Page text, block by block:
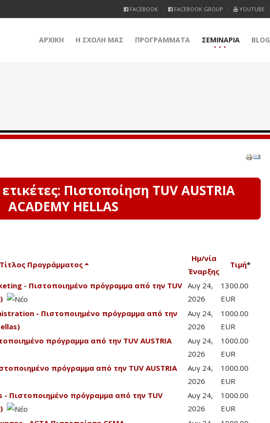
FACEBOOK FACEBOOK GROUP YOUTUBE
ΑΡΧΙΚΗ Η ΣΧΟΛΗ ΜΑΣ ΠΡΟΓΡΑΜΜΑΤΑ ΣΕΜΙΝΑΡΙΑ BLOG
Πιστοποίηση TUV AUSTRIA
ACADEMY HELLAS
Τίτλος Προγράμματος
Ημ/νία
Έναρξης
Τιμή*
- Πιστοποιημένο πρόγραμμα από την TUV Αυγ 24,
2026
1300.00
EUR
- Πιστοποιημένο πρόγραμμα από την
Αυγ 24,
2026
1000.00
EUR
πρόγραμμα από την TUV AUSTRIA
Αυγ 24,
2026
1000.00
EUR
πρόγραμμα από την TUV AUSTRIA
Αυγ 24,
2026
1000.00
EUR
- Πιστοποιημένο πρόγραμμα από την TUV
Αυγ 24,
2026
1000.00
EUR